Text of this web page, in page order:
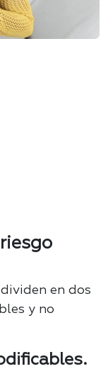
en dos
y no